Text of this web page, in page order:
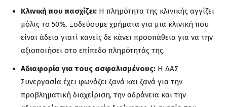
Κλινική που πασχίζει: Η πληρότητα της κλινικής αγγίζει
μόλις το 50%. Ξοδεύουμε χρήματα για μια κλινική που
είναι άδεια γιατί κανείς δε κάνει προσπάθεια για να την
αξιοποιήσει στο επίπεδο πληρότητάς της.
Αδιαφορία για τους ασφαλισμένους: Η ΔΑΣ
Συνεργασία έχει φωνάξει ξανά και ξανά για την
προβληματική διαχείριση, την αδράνεια και την